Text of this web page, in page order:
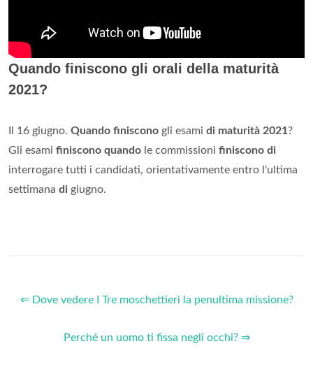
Quando finiscono gli orali della maturità
2021?
Il 16 giugno. Quando finiscono gli esami di maturità 2021?
Gli esami finiscono quando le commissioni finiscono di
interrogare tutti i candidati, orientativamente entro l'ultima
settimana di giugno.
⇐ Dove vedere I Tre moschettieri la penultima missione?
Perché un uomo ti fissa negli occhi? ⇒